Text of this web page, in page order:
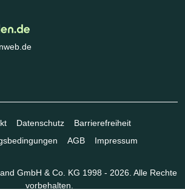
Datenschutz
Barrierefreiheit
AGB Impressum
GmbH & Co. KG 1998 - 2026. Alle Rechte
vorbehalten.